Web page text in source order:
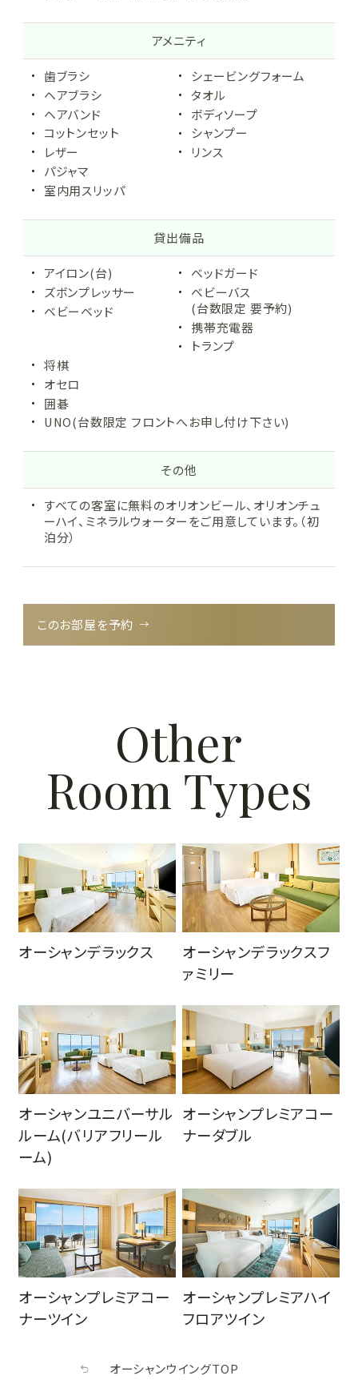
アメニティ
歯ブラシ
ヘアブラシ
ヘアバンド
コットンセット
レザー
シェービングフォーム
タオル
ボディソープ
シャンプー
リンス
パジャマ
室内用スリッパ
貸出備品
アイロン(台)
ズボンプレッサー
ベビーベッド
ベッドガード
ベビーバス
(台数限定 要予約)
携帯充電器
トランプ
将棋
オセロ
囲碁
UNO(台数限定 フロントへお申し付け下さい)
その他
すべての客室に無料のオリオンビール、オリオンチュ
ーハイ、ミネラルウォーターをご用意しています。（初
泊分）
このお部屋を予約
ャ
ン
ウ
イ
グ
の
他
の
客
タ
Other
Room Types
オーシャンデラックス
オーシャンデラックスフ
ァミリー
オーシャンユニバーサル
ルーム(バリアフリール
ーム)
オーシャンプレミアコー
ナーダブル
オーシャンプレミアコー
ナーツイン
オーシャンプレミアハイ
フロアツイン
オーシャンウイングTOP